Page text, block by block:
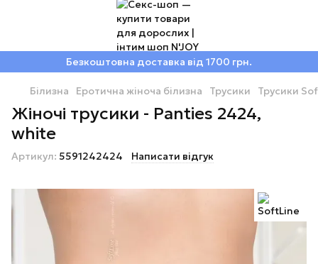
Безкоштовна доставка від 1700 грн.
Білизна Еротична жіноча білизна Трусики Трусики
Жіночі трусики - Panties 2424,
white
Артикул: 5591242424 Написати відгук